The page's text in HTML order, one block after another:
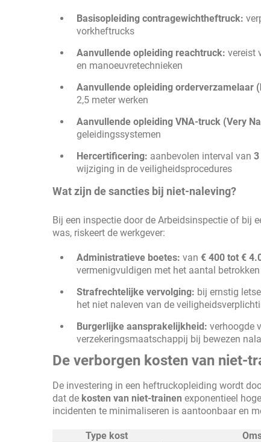
Basisopleiding contragewichtheftruck:
vorkheftrucks
Aanvullende opleiding reachtruck: vereist
en manoeuvretechnieken
Aanvullende opleiding orderverzamelaar
2,5 meter werken
Aanvullende opleiding VNA-truck (Very
geleidingssystemen
Hercertificering: aanbevolen interval van
wijziging in de veiligheidsprocedures
Wat zijn de sancties bij niet-naleving?
Bij een inspectie door de Arbeidsinspectie of bij
was, riskeert de werkgever:
Administratieve boetes: van € 400 tot €
vermenigvuldigen met het aantal
Strafrechtelijke vervolging: bij ernstig
het niet naleven van de
Burgerlijke aansprakelijkheid: verhoogde
verzekeringsmaatschappij bij bewezen
De verborgen kosten van niet-
De investering in een heftruckopleiding wordt
dat de kosten van niet-trainen exponentieel
incidenten te minimaliseren is aantoonbaar en
Type kost